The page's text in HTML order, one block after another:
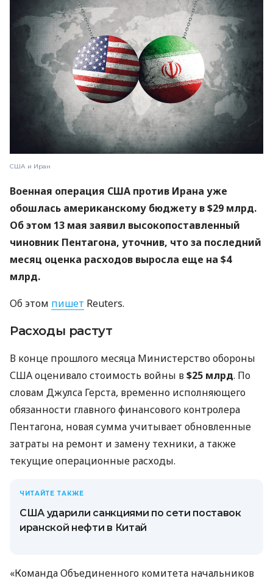
США и Иран
Военная операция США против Ирана уже
обошлась американскому бюджету в $29 млрд.
Об этом 13 мая заявил высокопоставленный
чиновник Пентагона, уточнив, что за последний
месяц оценка расходов выросла еще на $4
млрд.
Об этом пишет Reuters.
Расходы растут
В конце прошлого месяца Министерство обороны
США оценивало стоимость войны в$25 млрд. По
словам Джулса Герста, временно исполняющего
обязанности главного финансового контролера
Пентагона, новая сумма учитывает обновленные
затраты на ремонт и замену техники, а также
текущие операционные расходы.
ЧИТАЙТЕ ТАКЖЕ
США ударили санкциями по сети поставок
иранской нефти в Китай
«Команда Объединенного комитета начальников